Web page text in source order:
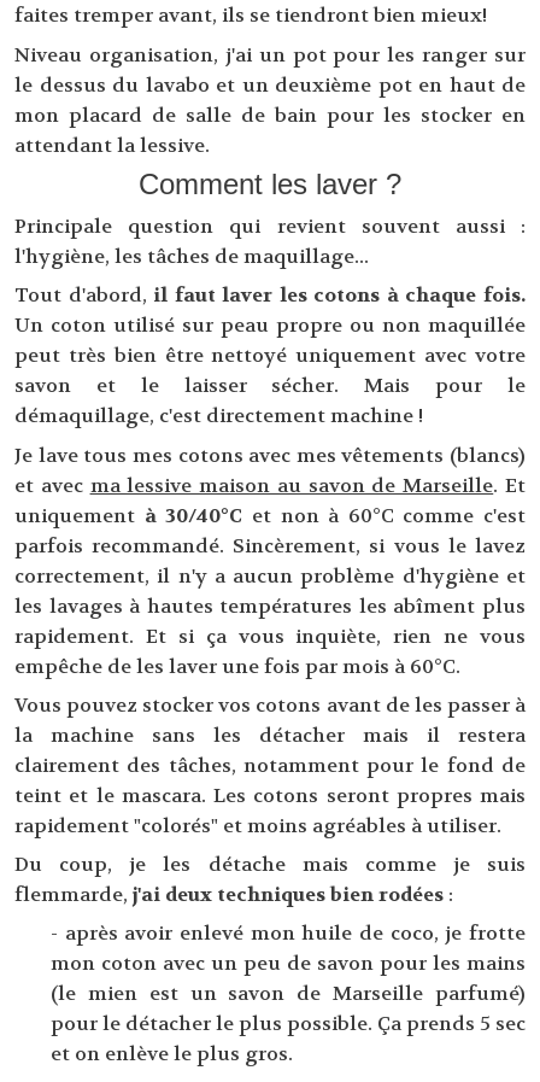
faites tremper avant, ils se tiendront bien mieux!
Niveau organisation, j'ai un pot pour les ranger sur
le dessus du lavabo et un deuxième pot en haut de
mon placard de salle de bain pour les stocker en
attendant la lessive.
Comment les laver ?
Principale question qui revient souvent aussi :
l'hygiène, les tâches de maquillage...
Tout d'abord, il faut laver les cotons à chaque fois.
Un coton utilisé sur peau propre ou non maquillée
peut très bien être nettoyé uniquement avec votre
savon et le laisser sécher. Mais pour le
démaquillage, c'est directement machine !
Je lave tous mes cotons avec mes vêtements (blancs)
et avec ma lessive maison au savon de Marseille. Et
uniquement à 30/40°C et non à 60°C comme c'est
parfois recommandé. Sincèrement, si vous le lavez
correctement, il n'y a aucun problème d'hygiène et
les lavages à hautes températures les abîment plus
rapidement. Et si ça vous inquiète, rien ne vous
empêche de les laver une fois par mois à 60°C.
Vous pouvez stocker vos cotons avant de les passer à
la machine sans les détacher mais il restera
clairement des tâches, notamment pour le fond de
teint et le mascara. Les cotons seront propres mais
rapidement "colorés" et moins agréables à utiliser.
Du coup, je les détache mais comme je suis
flemmarde, j'ai deux techniques bien rodées :
- après avoir enlevé mon huile de coco, je frotte
mon coton avec un peu de savon pour les mains
(le mien est un savon de Marseille parfumé)
pour le détacher le plus possible. Ça prends 5 sec
et on enlève le plus gros.